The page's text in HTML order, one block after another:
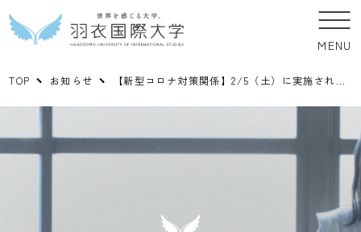
MENU
TOP お知らせ 【新型コロナ対策関係】2/5（土）に実施される本学入試の「振替受験・別室受験」対応について